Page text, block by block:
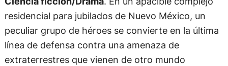
residencial para jubilados de Nuevo México, un
peculiar grupo de héroes se convierte en la última
línea de defensa contra una amenaza de
extraterrestres que vienen de otro mundo